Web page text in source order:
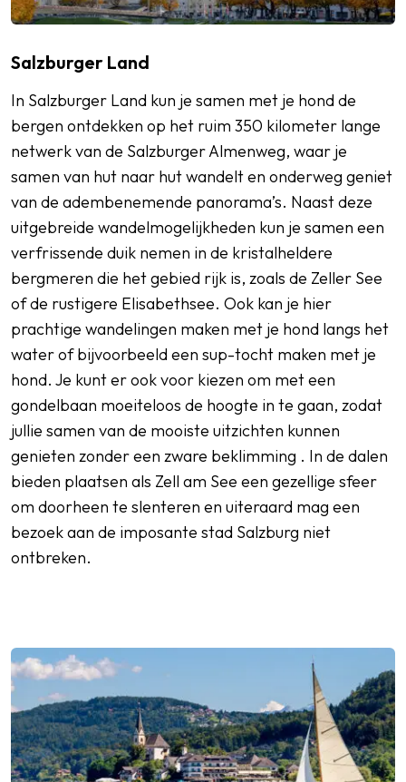
Salzburger Land
In Salzburger Land kun je samen met je hond de
bergen ontdekken op het ruim 350 kilometer lange
netwerk van de Salzburger Almenweg, waar je
samen van hut naar hut wandelt en onderweg geniet
van de adembenemende panorama’s. Naast deze
uitgebreide wandelmogelijkheden kun je samen een
verfrissende duik nemen in de kristalheldere
bergmeren die het gebied rijk is, zoals de Zeller See
of de rustigere Elisabethsee. Ook kan je hier
prachtige wandelingen maken met je hond langs het
water of bijvoorbeeld een sup-tocht maken met je
hond. Je kunt er ook voor kiezen om met een
gondelbaan moeiteloos de hoogte in te gaan, zodat
jullie samen van de mooiste uitzichten kunnen
genieten zonder een zware beklimming . In de dalen
bieden plaatsen als Zell am See een gezellige sfeer
om doorheen te slenteren en uiteraard mag een
bezoek aan de imposante stad Salzburg niet
ontbreken.